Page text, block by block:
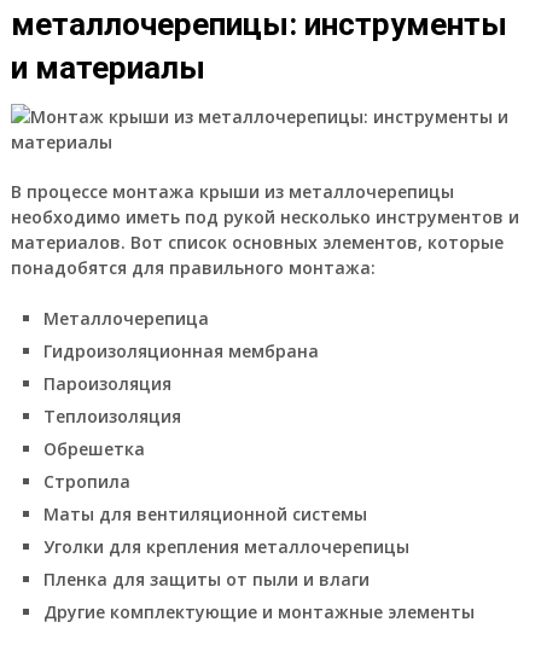
металлочерепицы: инструменты
и материалы
В процессе монтажа крыши из металлочерепицы
необходимо иметь под рукой несколько инструментов и
материалов. Вот список основных элементов, которые
понадобятся для правильного монтажа:
Металлочерепица
Гидроизоляционная мембрана
Пароизоляция
Теплоизоляция
Обрешетка
Стропила
Маты для вентиляционной системы
Уголки для крепления металлочерепицы
Пленка для защиты от пыли и влаги
Другие комплектующие и монтажные элементы